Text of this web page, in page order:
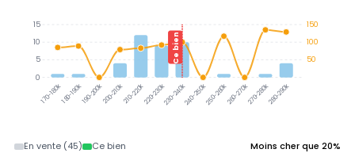
170-180k180-190k190-200k200-210k210-220k220-230k230-240k240-250k250-260k260-270k270-280k280-290k
Ce bien
150
100
50
15
10
5
0
En vente (45) Ce bien Moins cher que 20%